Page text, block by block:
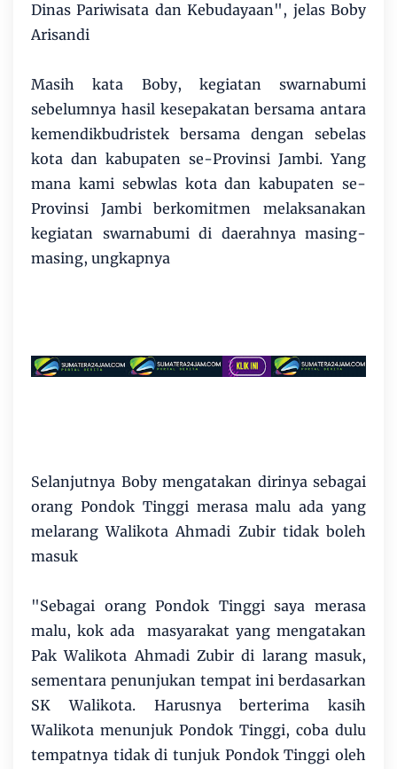
Dinas Pariwisata dan Kebudayaan", jelas Boby
Arisandi
Masih kata Boby, kegiatan swarnabumi
sebelumnya hasil kesepakatan bersama antara
kemendikbudristek bersama dengan sebelas
kota dan kabupaten se-Provinsi Jambi. Yang
mana kami sebwlas kota dan kabupaten se-
Provinsi Jambi berkomitmen melaksanakan
kegiatan swarnabumi di daerahnya masing-
masing, ungkapnya
Selanjutnya Boby mengatakan dirinya sebagai
orang Pondok Tinggi merasa malu ada yang
melarang Walikota Ahmadi Zubir tidak boleh
masuk
"Sebagai orang Pondok Tinggi saya merasa
malu, kok ada masyarakat yang mengatakan
Pak Walikota Ahmadi Zubir di larang masuk,
sementara penunjukan tempat ini berdasarkan
SK Walikota. Harusnya berterima kasih
Walikota menunjuk Pondok Tinggi, coba dulu
tempatnya tidak di tunjuk Pondok Tinggi oleh